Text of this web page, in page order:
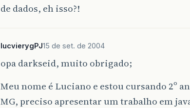
de dados, eh isso?!
lucvierygPJ15 de set. de 2004
opa darkseid, muito obrigado;
Meu nome é Luciano e estou cursando 2º
MG, preciso apresentar um trabalho em